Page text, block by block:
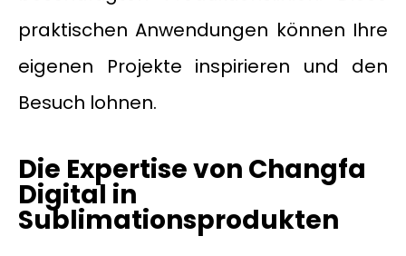
praktischen Anwendungen können Ihre
eigenen Projekte inspirieren und den
Besuch lohnen.
Die Expertise von Changfa
Digital in
Sublimationsprodukten